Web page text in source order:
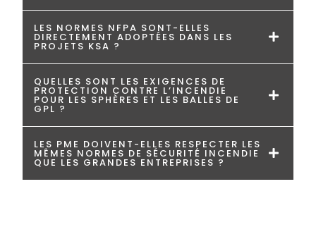
LES NORMES NFPA SONT-ELLES
DIRECTEMENT ADOPTÉES DANS LES
PROJETS KSA ?
QUELLES SONT LES EXIGENCES DE
PROTECTION CONTRE L’INCENDIE
POUR LES SPHÈRES ET LES BALLES DE
GPL ?
LES PME DOIVENT-ELLES RESPECTER LES
MÊMES NORMES DE SÉCURITÉ INCENDIE
QUE LES GRANDES ENTREPRISES ?